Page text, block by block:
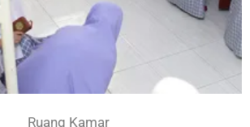
Ruang Kamar